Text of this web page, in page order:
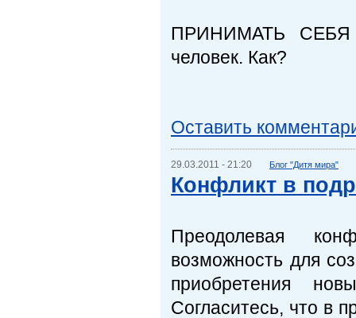
ПРИНИМАТЬ СЕБЯ
человек. Как?
Оставить
29.03.2011 - 21:20 Блог "Дитя мира"
Конфликт в
Преодолевая
возможность для
приобретения
Согласитесь, что в